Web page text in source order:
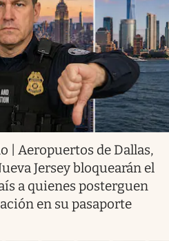
| Aeropuertos de Dallas,
Jersey bloquearán el
a quienes posterguen
en su pasaporte